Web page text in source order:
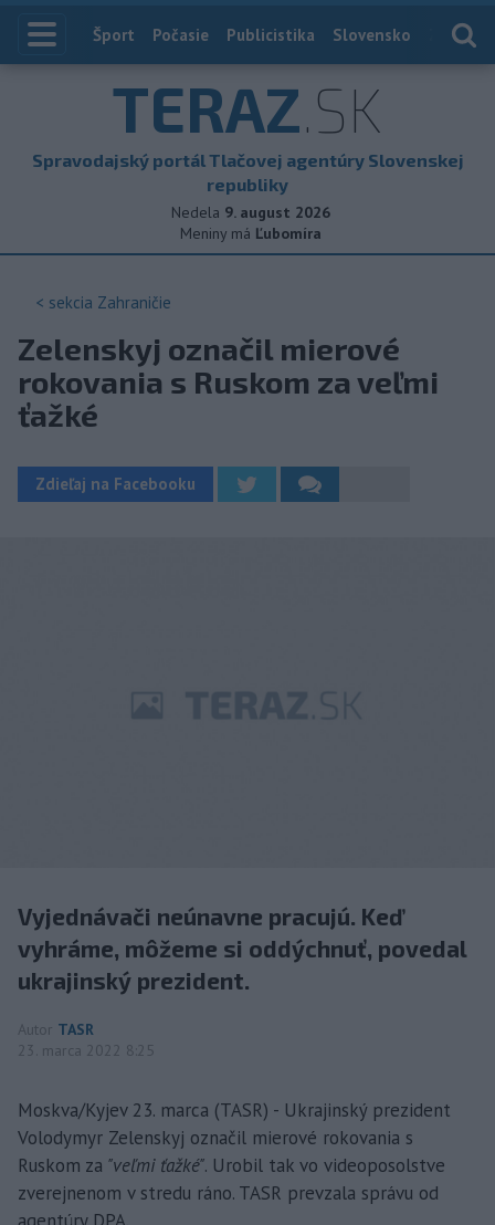
Index
Šport Počasie Publicistika Slovensko
TERAZ.SK
Spravodajský portál Tlačovej agentúry Slovenskej
republiky
Nedela 9. august 2026
Meniny má Ľubomíra
< sekcia Zahraničie
Zelenskyj označil mierové
rokovania s Ruskom za veľmi
ťažké
Zdieľaj na Facebooku
Vyjednávači neúnavne pracujú. Keď
vyhráme, môžeme si oddýchnuť, povedal
ukrajinský prezident.
Autor TASR
23. marca 2022 8:25
Moskva/Kyjev 23. marca (TASR) - Ukrajinský prezident
Volodymyr Zelenskyj označil mierové rokovania s
Ruskom za "veľmi ťažké". Urobil tak vo videoposolstve
zverejnenom v stredu ráno. TASR prevzala správu od